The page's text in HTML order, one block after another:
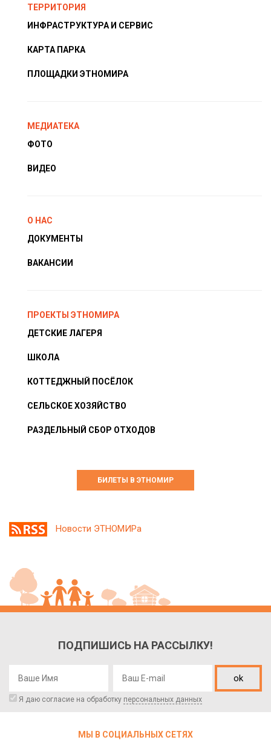
ТЕРРИТОРИЯ
ИНФРАСТРУКТУРА И СЕРВИС
КАРТА ПАРКА
ПЛОЩАДКИ ЭТНОМИРА
МЕДИАТЕКА
ФОТО
ВИДЕО
О НАС
ДОКУМЕНТЫ
ВАКАНСИИ
ПРОЕКТЫ ЭТНОМИРА
ДЕТСКИЕ ЛАГЕРЯ
ШКОЛА
КОТТЕДЖНЫЙ ПОСЁЛОК
СЕЛЬСКОЕ ХОЗЯЙСТВО
РАЗДЕЛЬНЫЙ СБОР ОТХОДОВ
БИЛЕТЫ В ЭТНОМИР
Новости ЭТНОМИРа
ПОДПИШИСЬ НА РАССЫЛКУ!
ok
Я даю согласие на обработку персональных данных
МЫ В СОЦИАЛЬНЫХ СЕТЯХ